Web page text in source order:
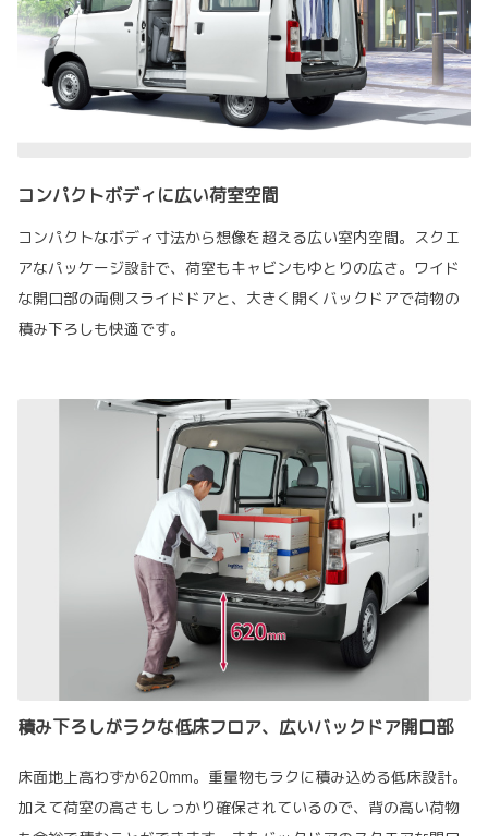
コンパクトボディに広い荷室空間
コンパクトなボディ寸法から想像を超える広い室内空間。スクエ
アなパッケージ設計で、荷室もキャビンもゆとりの広さ。ワイド
な開口部の両側スライドドアと、大きく開くバックドアで荷物の
積み下ろしも快適です。
積み下ろしがラクな低床フロア、広いバックドア開口部
床面地上高わずか620mm。重量物もラクに積み込める低床設計。
加えて荷室の高さもしっかり確保されているので、背の高い荷物